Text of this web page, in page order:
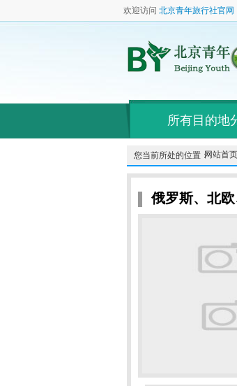
欢迎访问 北京青年旅行社官网
所有目的地
您当前所处的位置：网站首
俄罗斯、北欧